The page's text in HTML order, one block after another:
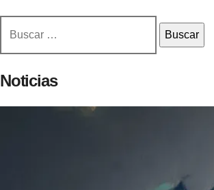
Noticias